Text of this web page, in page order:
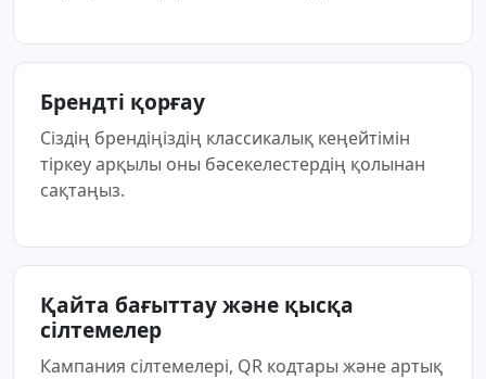
Брендті қорғау
Сіздің брендіңіздің классикалық кеңейтімін
тіркеу арқылы оны бәсекелестердің қолынан
сақтаңыз.
Қайта бағыттау және қысқа
сілтемелер
Кампания сілтемелері, QR кодтары және артық